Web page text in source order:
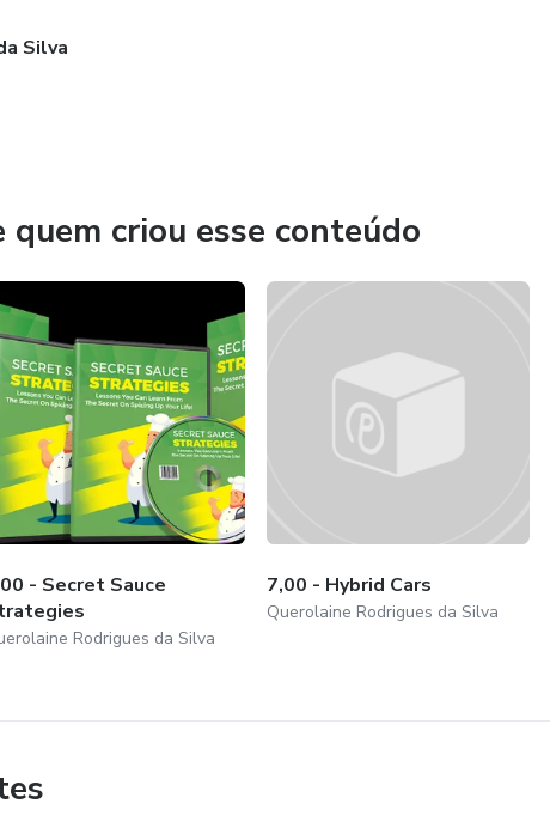
Silva
criou esse conteúdo
- Secret Sauce
Rodrigues da Silva
7,00 - Hybrid Cars
Querolaine Rodrigues da Silva